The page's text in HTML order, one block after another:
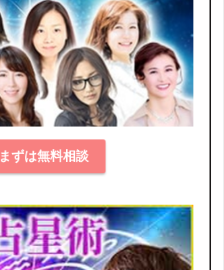
まずは無料相談